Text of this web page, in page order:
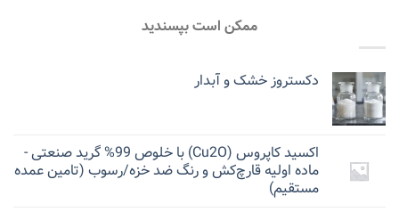
ممکن است بپسندید
دکستروز خشک و آبدار
اکسید کاپروس (Cu2O) با خلوص 99% گرید صنعتی -
ماده اولیه قارچ‌کش و رنگ ضد خزه/رسوب (تامین عمده
مستقیم)